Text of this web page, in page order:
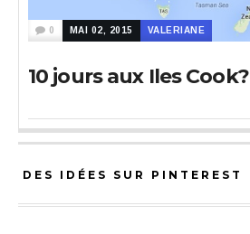
0 MAI 02, 2015 VALERIANE
10 jours aux Iles Cook?
DES IDÉES SUR PINTEREST